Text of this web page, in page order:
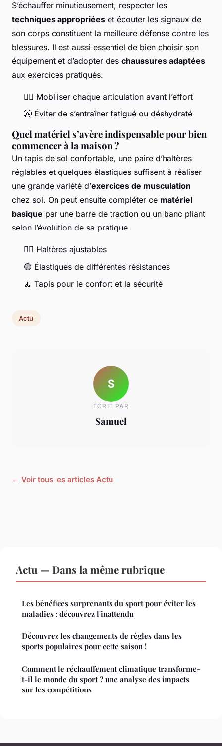
S’échauffer minutieusement, respecter les
techniques appropriées et écouter les signaux de
son corps constituent la meilleure défense contre les
blessures. Il est aussi essentiel de bien choisir son
équipement et d’adopter des chaussures adaptées
aux exercices pratiqués.
🧘‍♀️ Mobiliser chaque articulation avant l’effort
🚱 Éviter de s’entraîner fatigué ou déshydraté
Quel matériel s’avère indispensable pour bien
commencer à la maison ?
Un tapis de sol confortable, une paire d’haltères
réglables et quelques élastiques suffisent à réaliser
une grande variété d’exercices de musculation
chez soi. On peut ensuite compléter ce matériel
basique par une barre de traction ou un banc pliant
selon l’évolution de sa pratique.
🏋️‍♀️ Haltères ajustables
🟢 Élastiques de différentes résistances
🧘 Tapis pour le confort et la sécurité
Actu
S
ECRIT PAR
Samuel
← Voir tous les articles Actu
Actu — Dans la même rubrique
Les bénéfices surprenants du sport pour éviter les
maladies : découvrez l'inattendu
Découvrez les changements de règles dans les
sports populaires pour cette saison !
Comment le réchauffement climatique transforme-
t-il le monde du sport ? une analyse des impacts
sur les compétitions